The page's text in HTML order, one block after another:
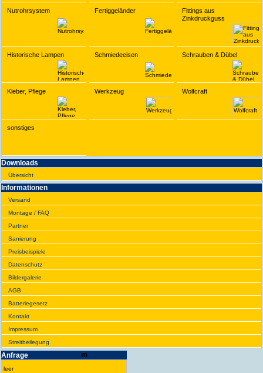
Nutrohrsystem Fertiggeländer
Fittings aus
Zinkdruckguss
Historische Lampen Schmiedeeisen Schrauben & Dübel
Kleber, Pflege Werkzeug Wolfcraft
sonstiges
Downloads
Übersicht
Infor­ma­tionen
Versand
Montage / FAQ
Partner
Sanie­rung
Preis­beispiele
Daten­schutz
Bilder­galerie
AGB
Batte­rie­gesetz
Kontakt
Impres­sum
Streit­bei­legung
Anfrage
leer